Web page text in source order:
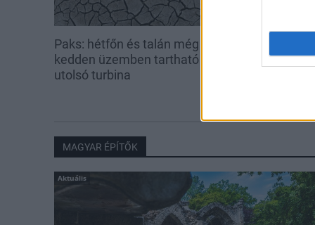
Paks: hétfőn és talán még
kedden üzemben tartható az
utolsó turbina
Egy hét alatt
fokkal
MAGYAR ÉPÍTŐK
Aktuális